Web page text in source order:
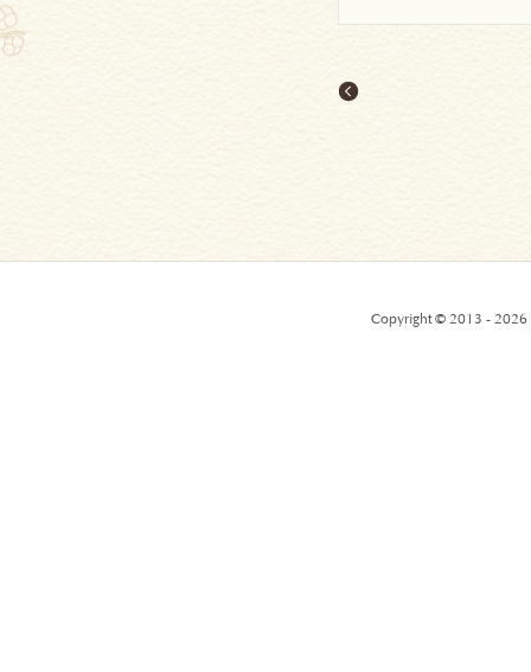
Copyright © 2013 - 2026